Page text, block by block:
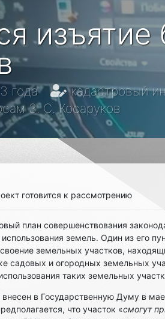
года
кадастровый
З. С. Косаруков
готовится к рассмотрению
план совершенствования
земель. Один из его
земельных участков,
садовых и огородных земельных
таких земельных
в Государственную Думу в
что участок «смогут